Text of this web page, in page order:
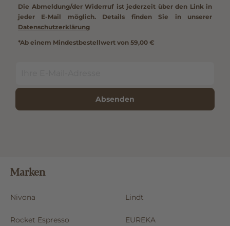
Die Abmeldung/der Widerruf ist jederzeit über den Link in
jeder E-Mail möglich. Details finden Sie in unserer
Datenschutzerklärung
*Ab einem Mindestbestellwert von 59,00 €
Absenden
Marken
Nivona Lindt
Rocket Espresso EUREKA